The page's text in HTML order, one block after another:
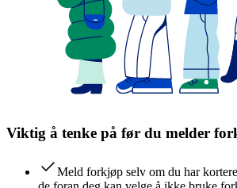
Viktig å tenke på før du melder
Meld forkjøp selv om du har